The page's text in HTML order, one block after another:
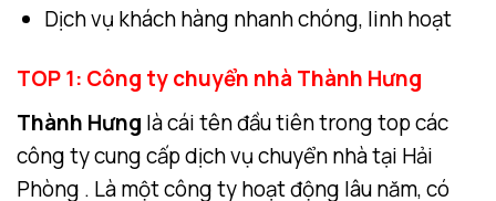
Dịch vụ khách hàng nhanh chóng, linh hoạt
TOP 1: Công ty chuyển nhà Thành Hưng
Thành Hưng là cái tên đầu tiên trong top các
công ty cung cấp dịch vụ chuyển nhà tại Hải
Phòng . Là một công ty hoạt động lâu năm, có